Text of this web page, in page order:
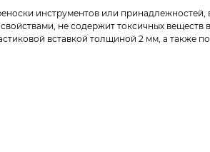
инструментов или принадлежностей,
не содержит токсичных веществ
вставкой толщиной 2 мм, а также